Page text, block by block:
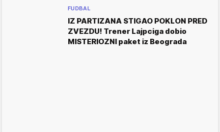
FUDBAL
IZ PARTIZANA STIGAO POKLON PRED
ZVEZDU! Trener Lajpciga dobio
MISTERIOZNI paket iz Beograda